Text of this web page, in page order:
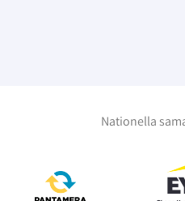
Nationella